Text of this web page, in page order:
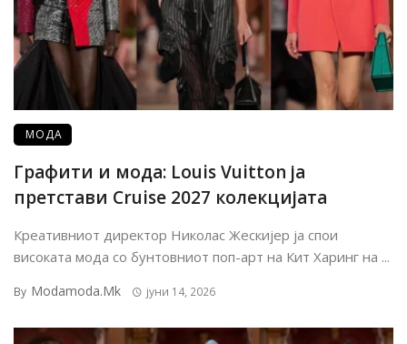
МОДА
Графити и мода: Louis Vuitton ја
претстави Cruise 2027 колекцијата
Креативниот директор Николас Жескијер ја спои
високата мода со бунтовниот поп-арт на Кит Харинг на ...
By Modamoda.mk јуни 14, 2026